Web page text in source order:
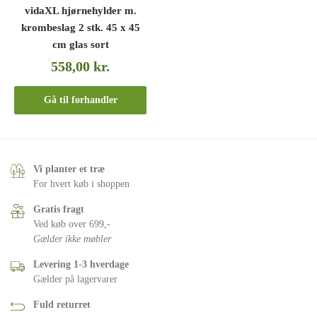
vidaXL hjørnehylder m.
krombeslag 2 stk. 45 x 45
cm glas sort
558,00kr.
Gå til forhandler
Vi planter et træ
For hvert køb i shoppen
Gratis fragt
Ved køb over 699,-
Gælder ikke møbler
Levering 1-3 hverdage
Gælder på lagervarer
Fuld returret